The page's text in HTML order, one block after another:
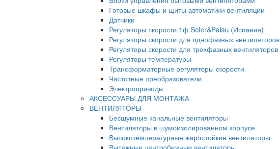
Готовые шкафы и щиты автоматики вентиляции
Датчики
Регуляторы скорости 1ф Soler&Palau (Испания)
Регуляторы скорости для однофазных вентиляторов
Регуляторы скорости для трехфазных вентиляторов
Регуляторы температуры
Трансформаторные регуляторы скорости
Частотные преобразователи
Электроприводы
АКСЕССУАРЫ ДЛЯ МОНТАЖА
ВЕНТИЛЯТОРЫ
Бесшумные канальные вентиляторы
Вентиляторы в шумоизолированном корпусе
Высокотемпературные жаростойкие вентиляторы